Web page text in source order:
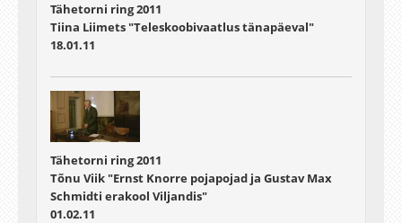
Tähetorni ring 2011
Tiina Liimets "Teleskoobivaatlus tänapäeval"
18.01.11
Tähetorni ring 2011
Tõnu Viik "Ernst Knorre pojapojad ja Gustav Max
Schmidti erakool Viljandis"
01.02.11